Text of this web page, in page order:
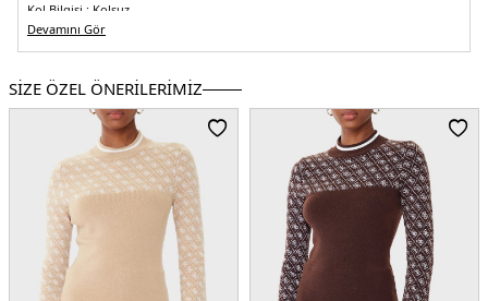
Kol Bilgisi : Kolsuz
Kalıp Bilgisi :Slim Fit
5DK2W3YR26Z37K0F05O.17
Devamını Gör
SİZE ÖZEL ÖNERİLERİMİZ